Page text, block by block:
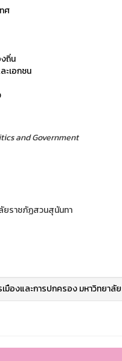
ศ
ถิ่น
ะเอกชน
and Government
ยราชภัฏสวนสุนันทา
เมืองและการปกครอง มหาวิทยา